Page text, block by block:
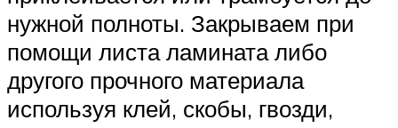
нужной полноты. Закрываем при
помощи листа ламината либо
другого прочного материала
используя клей, скобы, гвозди,